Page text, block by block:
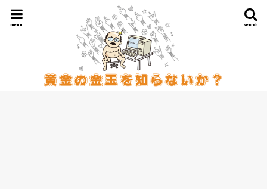
search
menu